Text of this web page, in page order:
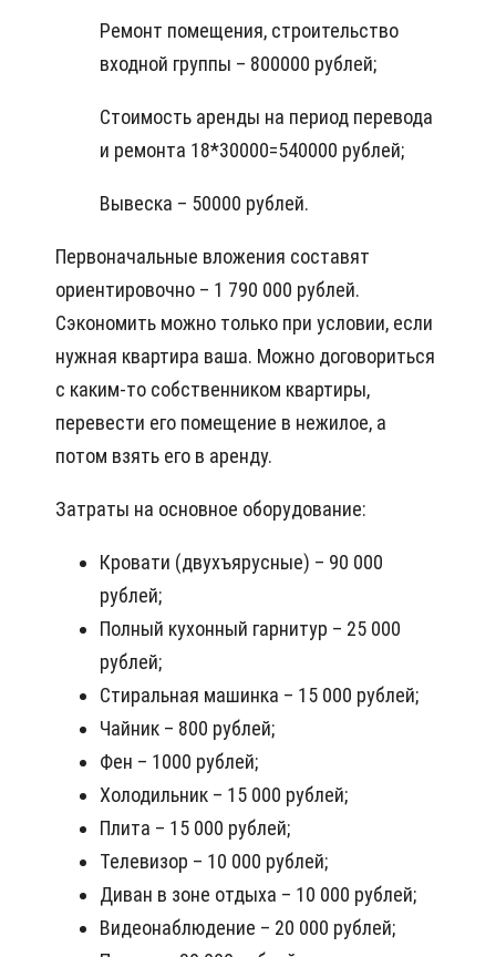
Ремонт помещения, строительство
входной группы – 800000 рублей;
Стоимость аренды на период перевода
и ремонта 18*30000=540000 рублей;
Вывеска – 50000 рублей.
Первоначальные вложения составят
ориентировочно – 1 790 000 рублей.
Сэкономить можно только при условии, если
нужная квартира ваша. Можно договориться
с каким-то собственником квартиры,
перевести его помещение в нежилое, а
потом взять его в аренду.
Затраты на основное оборудование:
Кровати (двухъярусные) – 90 000
рублей;
Полный кухонный гарнитур – 25 000
рублей;
Стиральная машинка – 15 000 рублей;
Чайник – 800 рублей;
Фен – 1000 рублей;
Холодильник – 15 000 рублей;
Плита – 15 000 рублей;
Телевизор – 10 000 рублей;
Диван в зоне отдыха – 10 000 рублей;
Видеонаблюдение – 20 000 рублей;